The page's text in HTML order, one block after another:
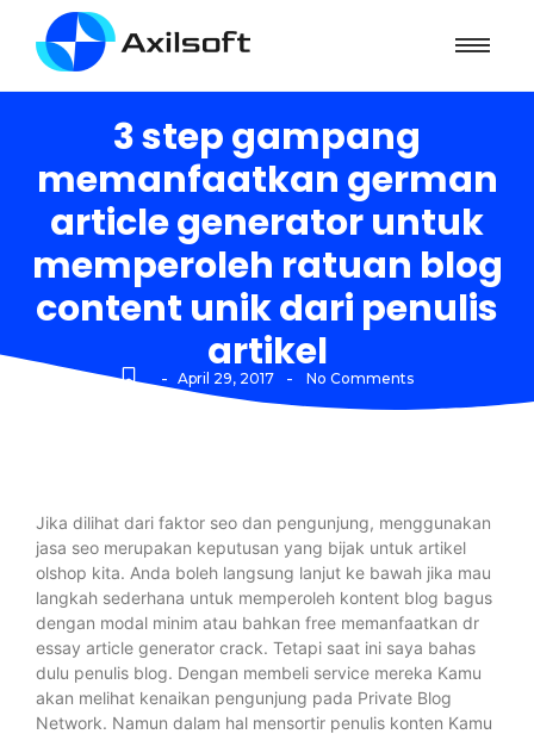
3 step gampang
memanfaatkan german
article generator untuk
memperoleh ratuan blog
content unik dari penulis
artikel
- April 29, 2017 - No Comments
Jika dilihat dari faktor seo dan pengunjung, menggunakan
jasa seo merupakan keputusan yang bijak untuk artikel
olshop kita. Anda boleh langsung lanjut ke bawah jika mau
langkah sederhana untuk memperoleh kontent blog bagus
dengan modal minim atau bahkan free memanfaatkan dr
essay article generator crack. Tetapi saat ini saya bahas
dulu penulis blog. Dengan membeli service mereka Kamu
akan melihat kenaikan pengunjung pada Private Blog
Network. Namun dalam hal mensortir penulis konten Kamu